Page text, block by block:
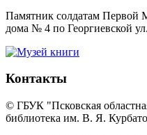
Памятник солдатам Первой
дома № 4 по Георгиевской
Контакты
© ГБУК "Псковская
библиотека им. В. Я.